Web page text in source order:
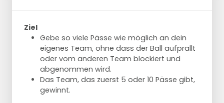
Ziel
Gebe so viele Pässe wie möglich an dein
eigenes Team, ohne dass der Ball aufprallt
oder vom anderen Team blockiert und
abgenommen wird.
Das Team, das zuerst 5 oder 10 Pässe gibt,
gewinnt.